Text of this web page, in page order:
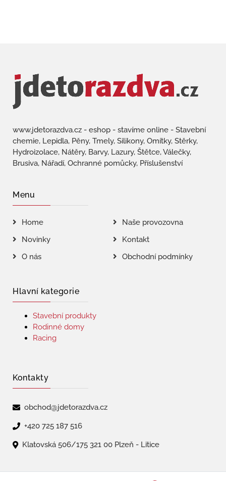
www.jdetorazdva.cz - eshop - stavíme online - Stavební
chemie, Lepidla, Pěny, Tmely, Silikony, Omítky, Stěrky,
Hydroizolace, Nátěry, Barvy, Lazury, Štětce, Válečky,
Brusiva, Nářadí, Ochranné pomůcky, Příslušenství
Menu
Home
Naše provozovna
Novinky
Kontakt
O nás
Obchodní podmínky
Hlavní kategorie
Stavební produkty
Rodinné domy
Racing
Kontakty
obchod@jdetorazdva.cz
+420 725 187 516
Klatovská 506/175 321 00 Plzeň - Litice